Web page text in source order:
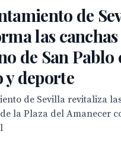
de
las
de San Pablo
y deporte
de Sevilla revitaliza
la Plaza del Amanecer